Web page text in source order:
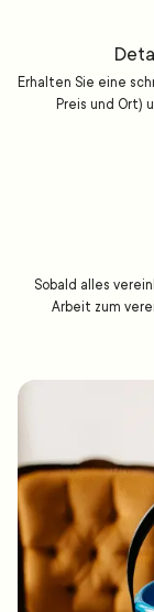
Erhalten Sie eine
Preis und Ort)
Sobald alles
Arbeit zum